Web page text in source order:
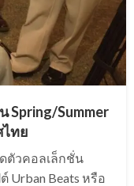
Spring/Summer
ไทย
ดตัวคอลเล็กชั่น
Urban Beats หรือ